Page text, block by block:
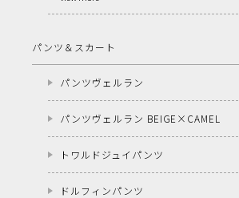
パンツ＆スカート
パンツヴェルラン
パンツヴェルラン BEIGE×CAMEL
トワルドジュイパンツ
ドルフィンパンツ